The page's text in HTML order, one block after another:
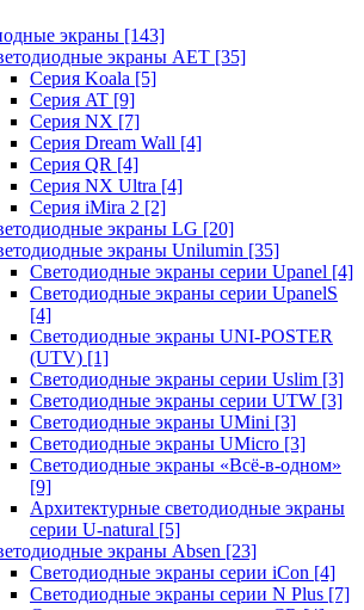
экраны [143]
экраны AET [35]
Cерия Koala [5]
Серия AT [9]
Серия NX [7]
Серия Dream Wall [4]
Серия QR [4]
Серия NX Ultra [4]
Серия iMira 2 [2]
экраны LG [20]
экраны Unilumin [35]
Светодиодные экраны серии Upanel [4]
Светодиодные экраны серии UpanelS
[4]
Светодиодные экраны UNI-POSTER
(UTV) [1]
Светодиодные экраны серии Uslim [3]
Светодиодные экраны серии UTW [3]
Светодиодные экраны UMini [3]
Светодиодные экраны UMicro [3]
Светодиодные экраны «Всё-в-одном»
[9]
Архитектурные светодиодные экраны
серии U-natural [5]
экраны Absen [23]
Светодиодные экраны серии iCon [4]
Светодиодные экраны серии N Plus [7]